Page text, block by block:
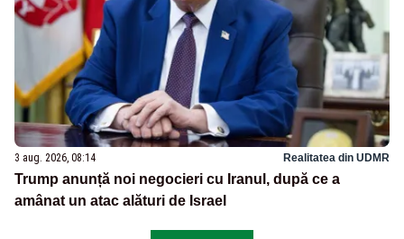
3 aug. 2026, 08:14 Realitatea din UDMR
Trump anunță noi negocieri cu Iranul, după ce a
amânat un atac alături de Israel